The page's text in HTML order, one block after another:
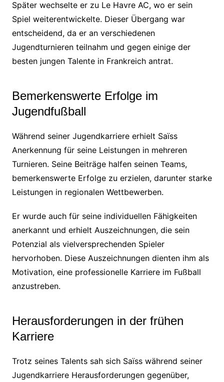
Später wechselte er zu Le Havre AC, wo er sein
Spiel weiterentwickelte. Dieser Übergang war
entscheidend, da er an verschiedenen
Jugendturnieren teilnahm und gegen einige der
besten jungen Talente in Frankreich antrat.
Bemerkenswerte Erfolge im
Jugendfußball
Während seiner Jugendkarriere erhielt Saïss
Anerkennung für seine Leistungen in mehreren
Turnieren. Seine Beiträge halfen seinen Teams,
bemerkenswerte Erfolge zu erzielen, darunter starke
Leistungen in regionalen Wettbewerben.
Er wurde auch für seine individuellen Fähigkeiten
anerkannt und erhielt Auszeichnungen, die sein
Potenzial als vielversprechenden Spieler
hervorhoben. Diese Auszeichnungen dienten ihm als
Motivation, eine professionelle Karriere im Fußball
anzustreben.
Herausforderungen in der frühen
Karriere
Trotz seines Talents sah sich Saïss während seiner
Jugendkarriere Herausforderungen gegenüber,